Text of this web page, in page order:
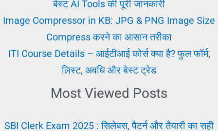
बेस्ट AI Tools की पूरी जानकारी
Image Compressor in KB: JPG & PNG Image Size
Compress करने का आसान तरीका
ITI Course Details – आईटीआई कोर्स क्या है? फुल फॉर्म,
लिस्ट, अवधि और बेस्ट ट्रेड
Most Viewed Posts
SBI Clerk Exam 2025 : सिलेबस, पैटर्न और तैयारी का सही